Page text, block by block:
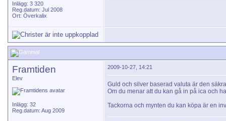
Inlägg: 3 320
Reg.datum: Jul 2008
Ort: Överkalix
Framtiden
Elev
Inlägg: 32
Reg.datum: Aug 2009
2009-10-27, 14:21
Guld och silver baserad valuta är den
Om du menar att du kan gå in på ica och
Tackorna och mynten du kan köpa är en